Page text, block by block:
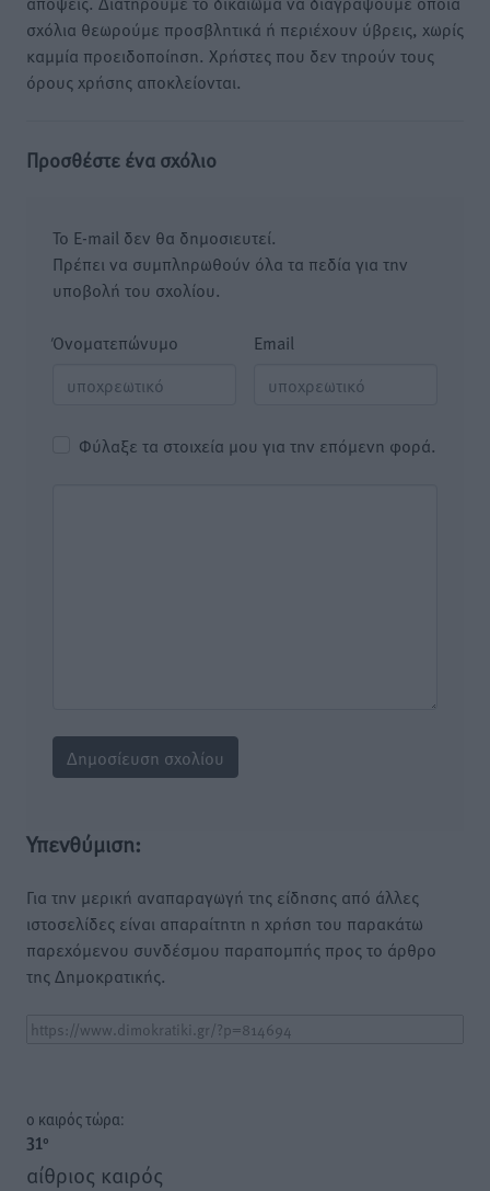
σχόλια θεωρούμε προσβλητικά ή περιέχουν ύβρεις, χωρίς
καμμία προειδοποίηση. Χρήστες που δεν τηρούν τους
όρους χρήσης αποκλείονται.
Προσθέστε ένα σχόλιο
Το E-mail δεν θα δημοσιευτεί.
Πρέπει να συμπληρωθούν όλα τα πεδία για την
υποβολή του σχολίου.
Όνοματεπώνυμο Email
Φύλαξε τα στοιχεία μου για την επόμενη φορά.
Υπενθύμιση:
Για την μερική αναπαραγωγή της είδησης από άλλες
ιστοσελίδες είναι απαραίτητη η χρήση του παρακάτω
παρεχόμενου συνδέσμου παραπομπής προς το άρθρο
της Δημοκρατικής.
o καιρός τώρα:
31°
αίθριος καιρός